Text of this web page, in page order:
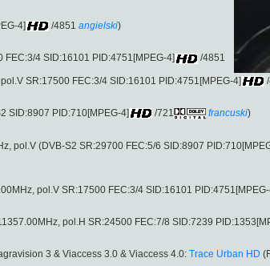
4] /4851 angielski)
4 SID:16101 PID:4751[MPEG-4]
/4851
SR:17500 FEC:3/4 SID:16101 PID:4751[MPEG-4]
SID:8907 PID:710[MPEG-4] /721 francuski)
pol.V (DVB-S2 SR:29700 FEC:5/6 SID:8907
pol.V SR:17500 FEC:3/4 SID:16101
pol.H SR:24500 FEC:7/8 SID:7239
3 & Viaccess 3.0 & Viaccess 4.0: Trace Urban HD